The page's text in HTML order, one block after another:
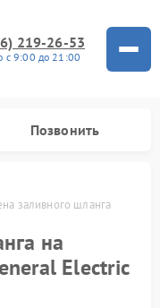
219-26-53
с 9:00 до 21:00
Позвонить
заливного шланга
на
Electric